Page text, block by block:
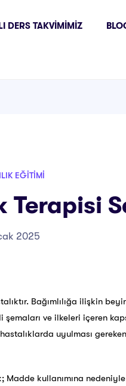
DERS TAKVIMIMIZ
EĞITIMI
Terapisi
2025
Bağımlılığa ilişkin
şemaları ve ilkeleri içeren
uyulması
Madde kullanımına